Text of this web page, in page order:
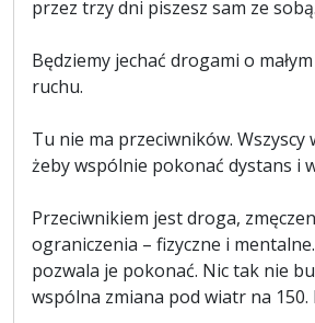
przez trzy dni piszesz sam ze sobą.
Będziemy jechać drogami o
ruchu.
Tu nie ma przeciwników. Wszyscy
żeby wspólnie pokonać dystans i
Przeciwnikiem jest droga,
ograniczenia – fizyczne i
pozwala je pokonać. Nic tak nie
wspólna zmiana pod wiatr na 150.